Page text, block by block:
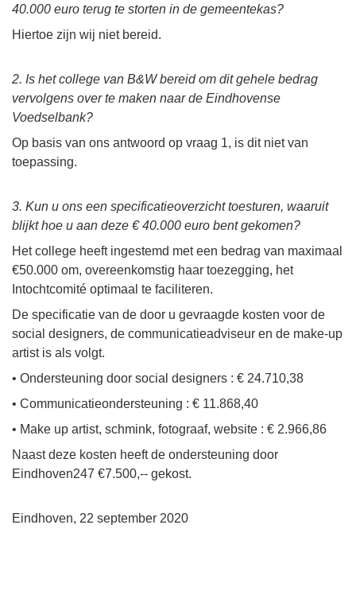
40.000 euro terug te storten in de gemeentekas?
Hiertoe zijn wij niet bereid.
2. Is het college van B&W bereid om dit gehele bedrag
vervolgens over te maken naar de Eindhovense
Voedselbank?
Op basis van ons antwoord op vraag 1, is dit niet van
toepassing.
3. Kun u ons een specificatieoverzicht toesturen, waaruit
blijkt hoe u aan deze € 40.000 euro bent gekomen?
Het college heeft ingestemd met een bedrag van maximaal
€50.000 om, overeenkomstig haar toezegging, het
Intochtcomité optimaal te faciliteren.
De specificatie van de door u gevraagde kosten voor de
social designers, de communicatieadviseur en de make-up
artist is als volgt.
• Ondersteuning door social designers : € 24.710,38
• Communicatieondersteuning : € 11.868,40
• Make up artist, schmink, fotograaf, website : € 2.966,86
Naast deze kosten heeft de ondersteuning door
Eindhoven247 €7.500,-- gekost.
Eindhoven, 22 september 2020